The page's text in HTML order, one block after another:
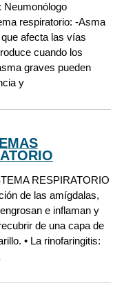
Neumonólogo
respiratorio: -Asma
afecta las vías
cuando los
graves pueden
y
RESPIRATORIO
de las amígdalas,
e inflaman y
de una capa de
• La rinofaringitis: